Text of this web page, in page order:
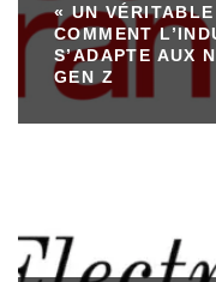
« UN
COMMENT
S’ADAPTE AUX
GEN Z